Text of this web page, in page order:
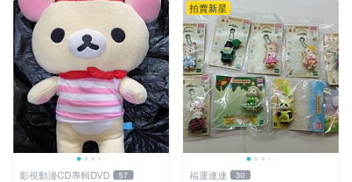
影視動漫CD專輯DVD 57
拍賣新星
福運連連 30